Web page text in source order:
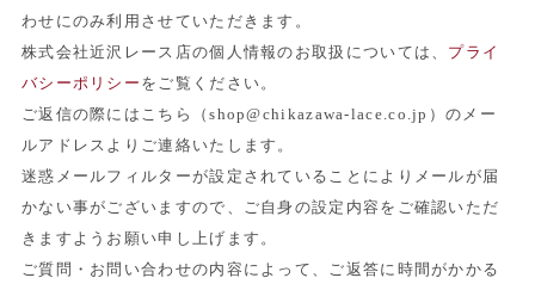
わせにのみ利用させていただきます。
株式会社近沢レース店の個人情報のお取扱については、 プライ
バシーポリシー をご覧ください。
ご返信の際にはこちら（shop@chikazawa-lace.co.jp）のメー
ルアドレスよりご連絡いたします。
迷惑メールフィルターが設定されていることによりメールが届
かない事がございますので、ご自身の設定内容をご確認いただ
きますようお願い申し上げます。
ご質問・お問い合わせの内容によって、ご返答に時間がかかる